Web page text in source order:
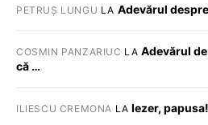
PETRUȘ LUNGU LA Adevărul
COSMIN PANZARIUC LA Adevărul
că …
ILIESCU CREMONA LA Iezer, papusa!